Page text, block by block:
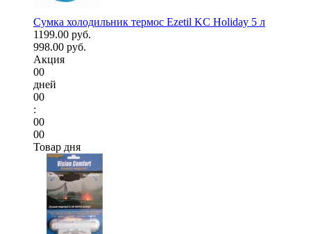
Сумка холодильник термос Ezetil KC Holiday 5 л
1199.00 руб.
998.00 руб.
Акция
00
дней
00
:
00
00
Товар дня